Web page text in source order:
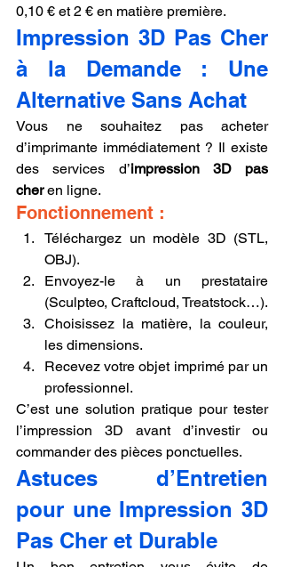
0,10 € et 2 € en matière première.
Impression 3D Pas Cher
à la Demande : Une
Alternative Sans Achat
Vous ne souhaitez pas acheter
d’imprimante immédiatement ? Il existe
des services d’impression 3D pas
cher en ligne.
Fonctionnement :
Téléchargez un modèle 3D (STL,
OBJ).
Envoyez-le à un prestataire
(Sculpteo, Craftcloud, Treatstock…).
Choisissez la matière, la couleur,
les dimensions.
Recevez votre objet imprimé par un
professionnel.
C’est une solution pratique pour tester
l’impression 3D avant d’investir ou
commander des pièces ponctuelles.
Astuces d’Entretien
pour une Impression 3D
Pas Cher et Durable